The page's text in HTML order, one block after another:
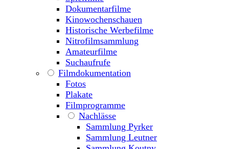
Dokumentarfilme
Kinowochenschauen
Historische Werbefilme
Nitrofilmsammlung
Amateurfilme
Suchaufrufe
Filmdokumentation
Fotos
Plakate
Filmprogramme
Nachlässe
Sammlung Pyrker
Sammlung Leutner